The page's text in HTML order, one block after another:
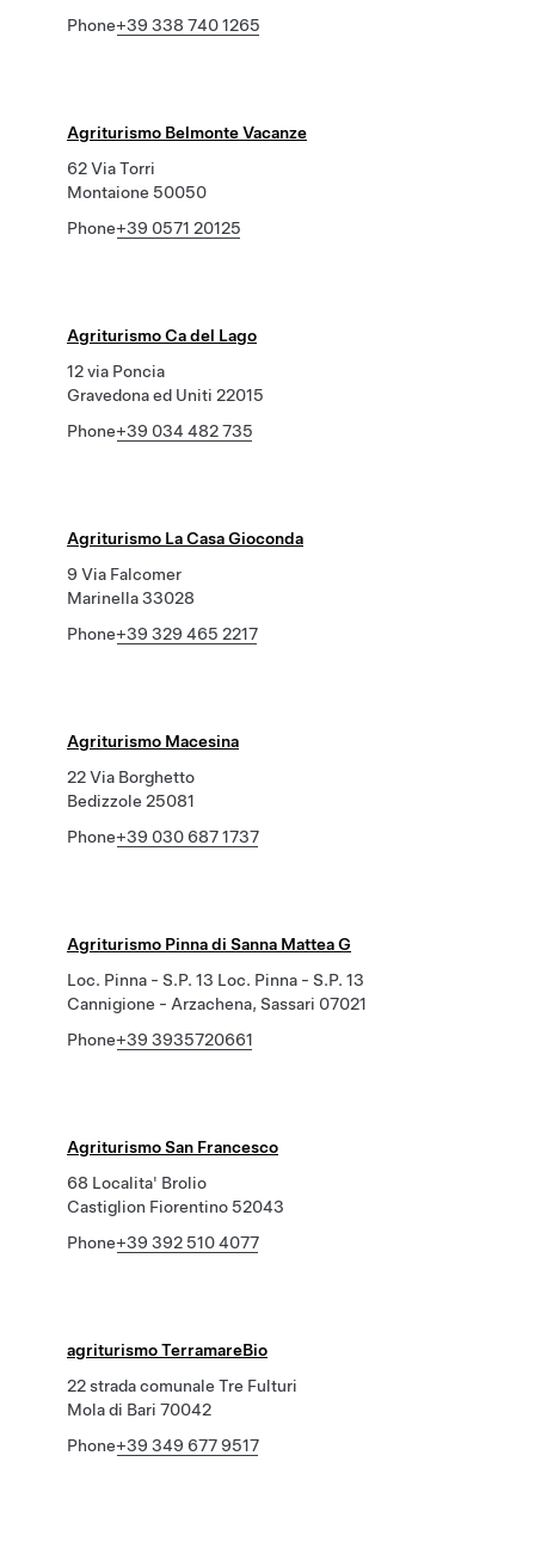
Phone+39 338 740 1265
Agriturismo Belmonte Vacanze
62 Via Torri
Montaione 50050
Phone+39 0571 20125
Agriturismo Ca del Lago
12 via Poncia
Gravedona ed Uniti 22015
Phone+39 034 482 735
Agriturismo La Casa Gioconda
9 Via Falcomer
Marinella 33028
Phone+39 329 465 2217
Agriturismo Macesina
22 Via Borghetto
Bedizzole 25081
Phone+39 030 687 1737
Agriturismo Pinna di Sanna Mattea G
Loc. Pinna - S.P. 13 Loc. Pinna - S.P. 13
Cannigione - Arzachena, Sassari 07021
Phone+39 3935720661
Agriturismo San Francesco
68 Localita' Brolio
Castiglion Fiorentino 52043
Phone+39 392 510 4077
agriturismo TerramareBio
22 strada comunale Tre Fulturi
Mola di Bari 70042
Phone+39 349 677 9517